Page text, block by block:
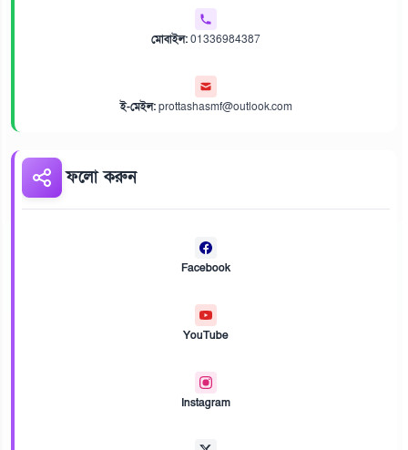
মোবাইল:01336984387
ই-মেইল:prottashasmf@outlook.com
ফলো করুন
Facebook
YouTube
Instagram